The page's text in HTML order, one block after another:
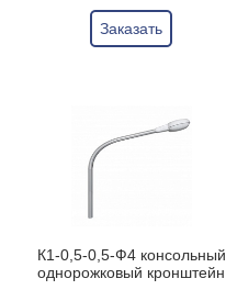
Заказать
К1-0,5-0,5-Ф4 консольный
однорожковый кронштейн